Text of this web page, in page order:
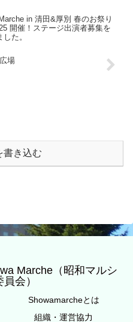
in 清田&厚別 春のお祭り
開催！ステージ出演者募集を
た。
場
書き込む
Showamarcheとは
組織・運営協力